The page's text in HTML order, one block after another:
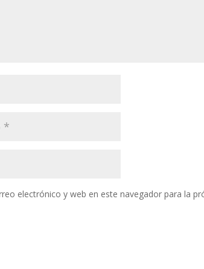
electrónico y web en este navegador para la